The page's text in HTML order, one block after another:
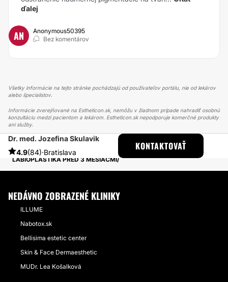
ďalej
AN
Anonymous50395
Bez komentárov
Všetky informácie na tejto stránke pochádzajú od používateľov portálu, nie od lekárov
alebo špecialistov.
Informácie zverejňované na Estheticon.sk, nemôžu v žiadnom prípade nahradiť osobnú
konzultáciu medzi pacientom a lekárom. Estheticon.sk nepodporuje komerčné produkty
ani služby.
Dr. med. Jozefina Skulavik
4.9(84)·Bratislava
KONTAKTOVAŤ
ESTHETICON
PRÍBEHY
PRÍBEHY TÝKAJÚCE SA ZÁKROKU LABIOPLASTIKA
LABIOPLASTIKA PRED 3 MESIACMI
NEDÁVNO ZOBRAZENÉ KLINIKY
ILLUME
Nabotox.sk
Bellisima estetic center
Skin & Face Dermaesthetic
MUDr. Lea Košalková